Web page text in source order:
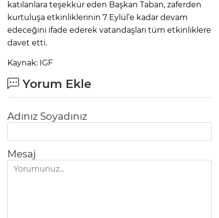
katılanlara teşekkür eden Başkan Taban, zaferden
kurtuluşa etkinliklerinin 7 Eylül’e kadar devam
edeceğini ifade ederek vatandaşları tüm etkinliklere
davet etti.
Kaynak: IGF
Yorum Ekle
Adınız Soyadınız
Mesaj